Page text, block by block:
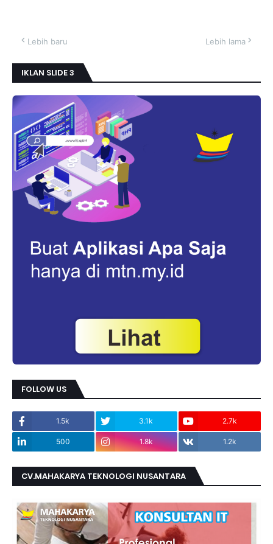
Lebih baru Lebih lama
IKLAN SLIDE 3
FOLLOW US
1.5k 3.1k 2.7k
500 1.8k 1.2k
CV.MAHAKARYA TEKNOLOGI NUSANTARA